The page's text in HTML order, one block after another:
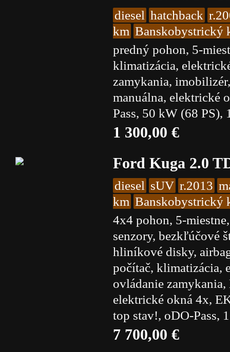
diesel hatchback
km Banskobystrický
predný pohon, 5-
klimatizácia,
zamykania,
manuálna, elektrické
Pass, 50 kW (68 PS),
1 300,00 €
Ford Kuga 2.0
diesel sUV r.2013
km Banskobystrický
4x4 pohon, 5-
senzory, bezkľúčové
hliníkové disky,
počítač, klimatizácia,
ovládanie
elektrické okná 4x,
top stav!, oDO-Pass,
7 700,00 €